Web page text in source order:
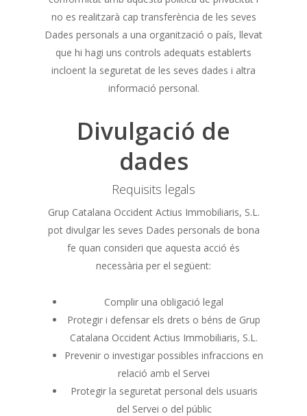
no es realitzarà cap transferència de les seves
Dades personals a una organització o país, llevat
que hi hagi uns controls adequats establerts
incloent la seguretat de les seves dades i altra
informació personal.
Divulgació de
dades
Requisits legals
Grup Catalana Occident Actius Immobiliaris, S.L.
pot divulgar les seves Dades personals de bona
fe quan consideri que aquesta acció és
necessària per el següent:
Complir una obligació legal
Protegir i defensar els drets o béns de Grup
Catalana Occident Actius Immobiliaris, S.L.
Prevenir o investigar possibles infraccions en
relació amb el Servei
Protegir la seguretat personal dels usuaris
del Servei o del públic